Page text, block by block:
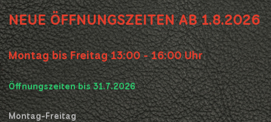
NEUE ÖFFNUNGSZEITEN AB 1.8.2026
Montag bis Freitag 13:00 - 16:00 Uhr
Öffnungszeiten bis 31.7.2026
Montag-Freitag